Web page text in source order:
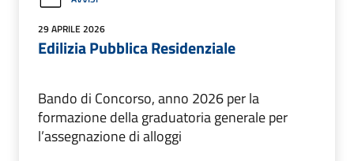
29 APRILE 2026
Edilizia Pubblica Residenziale
Bando di Concorso, anno 2026 per la
formazione della graduatoria generale per
l’assegnazione di alloggi